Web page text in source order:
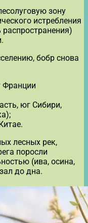
зону
истребления
распространения)
бобр снова
Франции
юг Сибири,
лесных рек,
поросли
(ива, осина,
до дна.